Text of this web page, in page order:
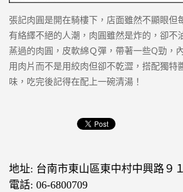
張記肉圓是開在騎樓下，店面雖然不顯眼但
有絡繹不絕的人潮，肉圓雖然是炸的，卻不
蒸過的肉圓，皮軟綿Ｑ彈，帶著一些Q勁，
用肉片而不是用絞肉但卻不乾澀，搭配獨特
味，吃完後記得在配上一碗清湯！
地址: 台南市東山區東中村中興路９
電話: 06-6800709